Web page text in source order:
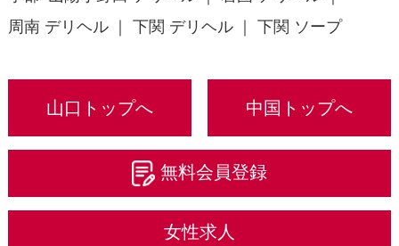
周南 デリヘル
下関 デリヘル 下関 ソープ
山口トップへ 中国トップへ
無料会員登録
女性求人